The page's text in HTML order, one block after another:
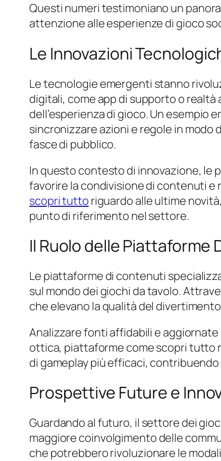
Questi numeri testimoniano un
attenzione alle esperienze di gioco
Le Innovazioni
Le tecnologie emergenti stanno
digitali, come app di supporto o
dell’esperienza di gioco. Un esempio
sincronizzare azioni e regole in
fasce di pubblico.
In questo contesto di innovazione, le
favorire la condivisione di contenuti e
scopri tutto riguardo alle ultime
punto di riferimento nel settore.
Il Ruolo delle Piattaforme
Le piattaforme di contenuti
sul mondo dei giochi da tavolo.
che elevano la qualità del
Analizzare fonti affidabili e
ottica, piattaforme come scopri tutto
di gameplay più efficaci,
Prospettive Future e
Guardando al futuro, il settore dei
maggiore coinvolgimento delle
che potrebbero rivoluzionare le